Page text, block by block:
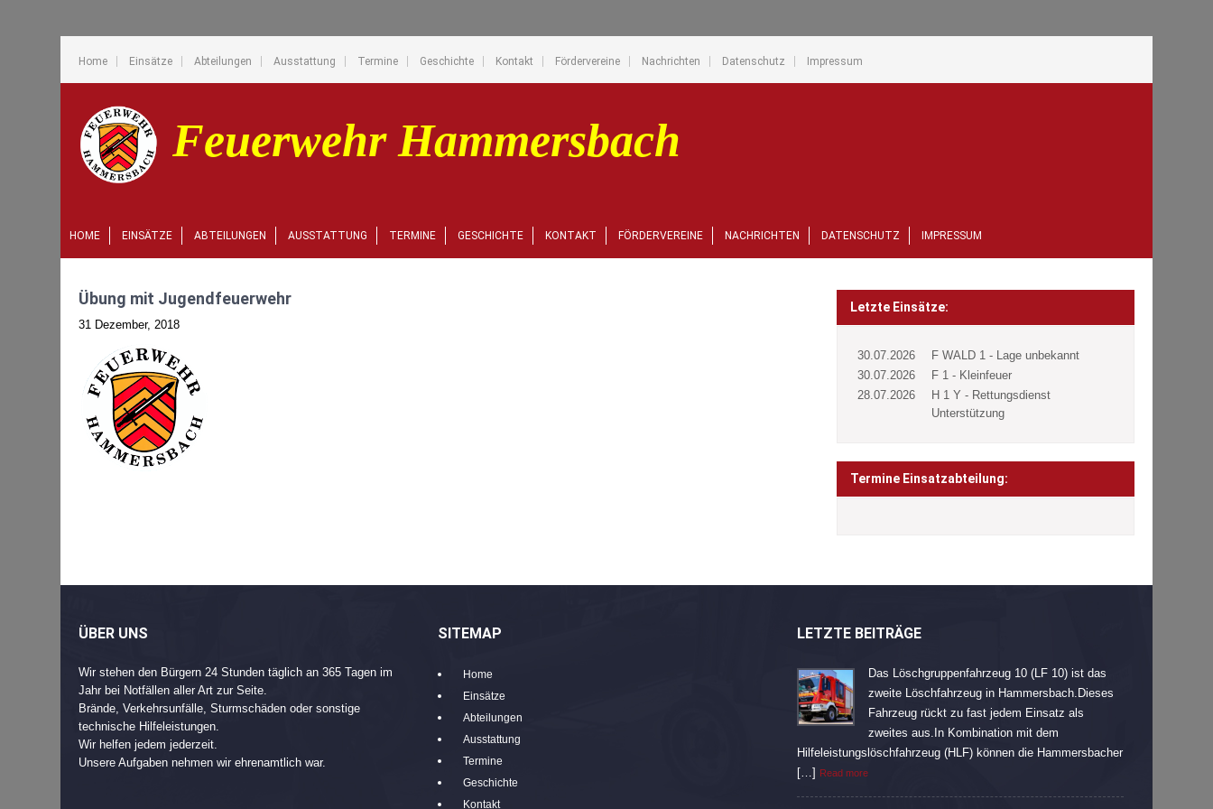
Home Einsätze Abteilungen Ausstattung Termine Geschichte Kontakt Fördervereine Nachrichten Datenschutz Impressum
HOME EINSÄTZE ABTEILUNGEN AUSSTATTUNG TERMINE GESCHICHTE KONTAKT FÖRDERVEREINE NACHRICHTEN DATENSCHUTZ IMPRESSUM
Übung mit Jugendfeuerwehr
31 Dezember, 2018
Letzte Einsätze:
30.07.2026
F WALD 1 - Lage unbekannt
30.07.2026
F 1 - Kleinfeuer
28.07.2026
H 1 Y - Rettungsdienst
Unterstützung
Termine Einsatzabteilung:
ÜBER UNS
Wir stehen den Bürgern 24 Stunden täglich an 365 Tagen im
Jahr bei Notfällen aller Art zur Seite.
Brände, Verkehrsunfälle, Sturmschäden oder sonstige
technische Hilfeleistungen.
Wir helfen jedem jederzeit.
Unsere Aufgaben nehmen wir ehrenamtlich war.
SITEMAP
Home
Einsätze
Abteilungen
Ausstattung
Termine
Geschichte
Kontakt
LETZTE BEITRÄGE
Das Löschgruppenfahrzeug 10 (LF 10) ist das
zweite Löschfahrzeug in Hammersbach.Dieses
Fahrzeug rückt zu fast jedem Einsatz als
zweites aus.In Kombination mit dem
Hilfeleistungslöschfahrzeug (HLF) können die Hammersbacher
[…] Read more